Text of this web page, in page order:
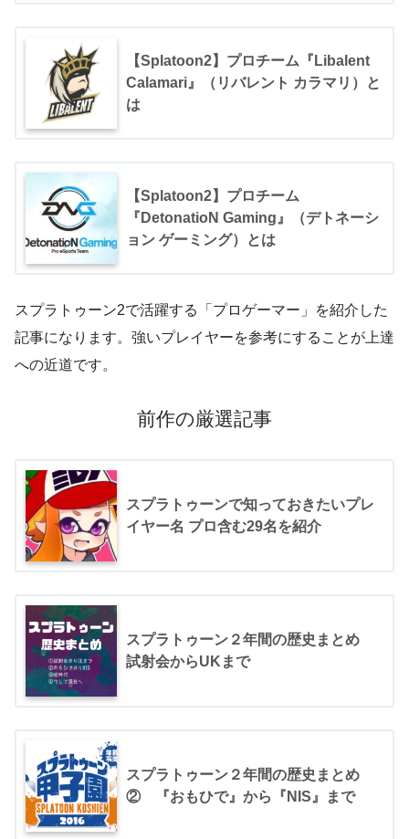
【Splatoon2】プロチーム『Libalent
Calamari』（リバレント カラマリ）と
は
【Splatoon2】プロチーム
『DetonatioN Gaming』（デトネーシ
ョン ゲーミング）とは
スプラトゥーン2で活躍する「プロゲーマー」を紹介した
記事になります。強いプレイヤーを参考にすることが上達
への近道です。
前作の厳選記事
スプラトゥーンで知っておきたいプレ
イヤー名 プロ含む29名を紹介
スプラトゥーン２年間の歴史まとめ
試射会からUKまで
スプラトゥーン２年間の歴史まとめ
② 『おもひで』から『NIS』まで